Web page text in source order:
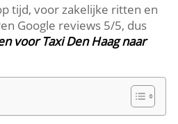
tijd, voor zakelijke ritten en
Google reviews 5/5, dus
voor Taxi Den Haag naar